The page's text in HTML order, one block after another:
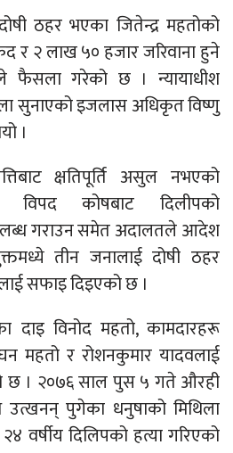
ठहर भएका जितेन्द्र महतोको
र २ लाख ५० हजार जरिवाना हुने
फैसला गरेको छ । न्यायाधीश
सुनाएको इजलास अधिकृत विष्णु
।
क्षतिपूर्ति असुल नभएको
विपद कोषबाट दिलीपको
गराउन समेत अदालतले आदेश
तीन जनालाई दोषी ठहर
सफाइ दिइएको छ ।
दाइ विनोद महतो, कामदारहरू
महतो र रोशनकुमार यादवलाई
छ । २०७६ साल पुस ५ गते औरही
पुगेका धनुषाको मिथिला
वर्षीय दिलिपको हत्या गरिएको